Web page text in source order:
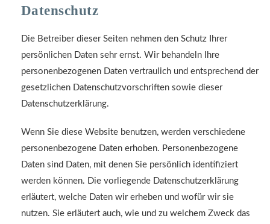
Datenschutz
Die Betreiber dieser Seiten nehmen den Schutz Ihrer
persönlichen Daten sehr ernst. Wir behandeln Ihre
personenbezogenen Daten vertraulich und entsprechend der
gesetzlichen Datenschutzvorschriften sowie dieser
Datenschutzerklärung.
Wenn Sie diese Website benutzen, werden verschiedene
personenbezogene Daten erhoben. Personenbezogene
Daten sind Daten, mit denen Sie persönlich identifiziert
werden können. Die vorliegende Datenschutzerklärung
erläutert, welche Daten wir erheben und wofür wir sie
nutzen. Sie erläutert auch, wie und zu welchem Zweck das